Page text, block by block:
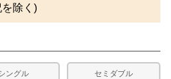
除く)
ングル セミダブル